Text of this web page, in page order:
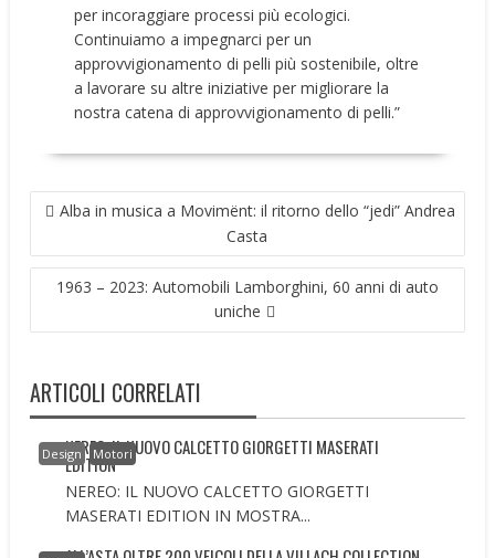
per incoraggiare processi più ecologici.
Continuiamo a impegnarci per un
approvvigionamento di pelli più sostenibile, oltre
a lavorare su altre iniziative per migliorare la
nostra catena di approvvigionamento di pelli.”
NAVIGAZIONE
ARTICOLI
Alba in musica a Movimënt: il ritorno dello “jedi” Andrea
Casta
1963 – 2023: Automobili Lamborghini, 60 anni di auto
uniche
ARTICOLI CORRELATI
Design Motori
NEREO: IL NUOVO CALCETTO GIORGETTI MASERATI
EDITION
NEREO: IL NUOVO CALCETTO GIORGETTI
MASERATI EDITION IN MOSTRA...